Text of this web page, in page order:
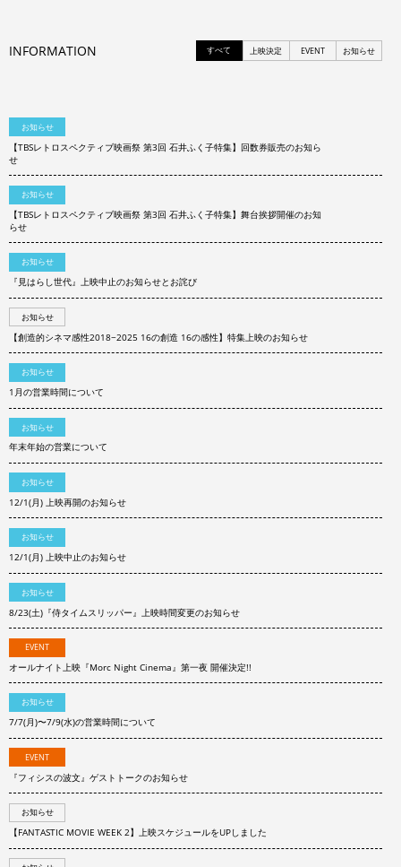
INFORMATION すべて 上映決定 EVENT お知らせ
お知らせ
【TBSレトロスペクティブ映画祭 第3回 石井ふく子特集】回数券販売のお知ら
せ
お知らせ
【TBSレトロスペクティブ映画祭 第3回 石井ふく子特集】舞台挨拶開催のお知
らせ
お知らせ
『見はらし世代』上映中止のお知らせとお詫び
お知らせ
【創造的シネマ感性2018−2025 16の創造 16の感性】特集上映のお知らせ
お知らせ
1月の営業時間について
お知らせ
年末年始の営業について
お知らせ
12/1(月) 上映再開のお知らせ
お知らせ
12/1(月) 上映中止のお知らせ
お知らせ
8/23(土)『侍タイムスリッパー』上映時間変更のお知らせ
EVENT
オールナイト上映『Morc Night Cinema』第一夜 開催決定!!
お知らせ
7/7(月)〜7/9(水)の営業時間について
EVENT
『フィシスの波文』ゲストトークのお知らせ
お知らせ
【FANTASTIC MOVIE WEEK 2】上映スケジュールをUPしました